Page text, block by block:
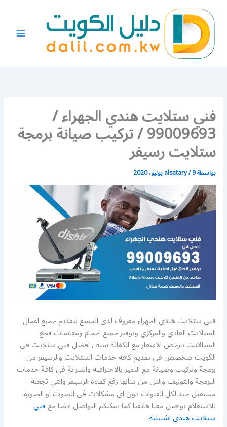
المحتوى
فني ستلايت هندي الجهراء /
99009693 / تركيب صيانة برمجة
ستلايت رسيفر
بواسطة alsatary/9 يوليو، 2020
فني ستلايت هندي الجهراء معروف لدى الجميع بتقديم جميع اعمال
الستلايت العادي والمركزي وتوفير جميع احجام ومقاسات قطع
الستالايت بارخص الاسعار مع الكفالة سنة , افضل فني ستلايت في
الكويت متخصص في تقديم كافة خدمات الستلايت والرسيفر من
برمجة وتركيب وصيانة مع التميز بالاحترافية والسرعة في كافة خدمات
البرمجة والتوليف والتي من شأنها رفع كفاءة الرسيفر والتي تجعلة
مستقبل جيد لكل القنوات دون اي مشكلات في الصوت او الصورة،
للاستعلام تواصل معنا هاتفيا كما يمكنكم التواصل ايضا معفني
ستلايت هندي اشبيلية